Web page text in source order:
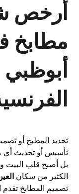
أرخص
مطابخ
تجديد المطبخ أو
تأسيس أو تحديث أي
بل أصبح قلب البيت
الكثير من سكان
تصميم المطابخ تقدم